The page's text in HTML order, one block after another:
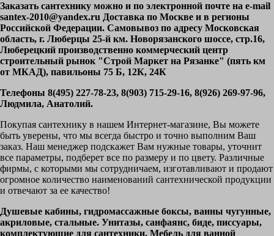
Заказать сантехнику можно и по электронной почте на e-mail
santex-2010@yandex.ru Доставка по Москве и в регионы
Российской Федерации. Самовывоз по адресу Московская
область, г. Люберцы 25-й км. Новорязанского шоссе, стр.16,
Люберецкий производственно коммерческий центр
строительный рынок "Строй Маркет на Рязанке" (пять км
от МКАД), павильоны 75 Б, 12К, 24К
Телефоны 8(495) 227-78-23, 8(903) 715-29-16, 8(926) 269-97-96,
Людмила, Анатолий.
Покупая сантехнику в нашем Интернет-магазине, Вы можете
быть уверены, что мы всегда быстро и точно выполним Ваш
заказ. Наш менеджер подскажет Вам нужные товары, уточнит
все параметры, подберет все по размеру и по цвету. Различные
фирмы, с которыми мы сотрудничаем, изготавливают и продают
огромное количество наименований сантехнической продукции
и отвечают за ее качество!
Душевые кабины, гидромассажные боксы, ванны чугунные,
акриловые, стальные. Унитазы, санфаянс, биде, писсуары,
комплектующие для сантехники. Мебель для ванной